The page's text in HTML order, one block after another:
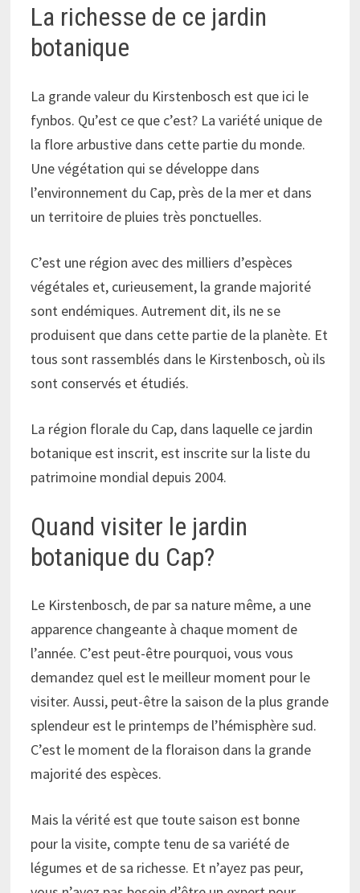
La richesse de ce jardin
botanique
La grande valeur du Kirstenbosch est que ici le
fynbos. Qu’est ce que c’est? La variété unique de
la flore arbustive dans cette partie du monde.
Une végétation qui se développe dans
l’environnement du Cap, près de la mer et dans
un territoire de pluies très ponctuelles.
C’est une région avec des milliers d’espèces
végétales et, curieusement, la grande majorité
sont endémiques. Autrement dit, ils ne se
produisent que dans cette partie de la planète. Et
tous sont rassemblés dans le Kirstenbosch, où ils
sont conservés et étudiés.
La région florale du Cap, dans laquelle ce jardin
botanique est inscrit, est inscrite sur la liste du
patrimoine mondial depuis 2004.
Quand visiter le jardin
botanique du Cap?
Le Kirstenbosch, de par sa nature même, a une
apparence changeante à chaque moment de
l’année. C’est peut-être pourquoi, vous vous
demandez quel est le meilleur moment pour le
visiter. Aussi, peut-être la saison de la plus grande
splendeur est le printemps de l’hémisphère sud.
C’est le moment de la floraison dans la grande
majorité des espèces.
Mais la vérité est que toute saison est bonne
pour la visite, compte tenu de sa variété de
légumes et de sa richesse. Et n’ayez pas peur,